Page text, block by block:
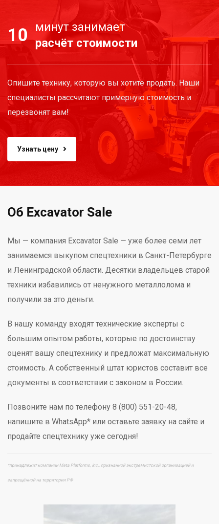
10
минут занимает
расчёт стоимости
Опишите технику, которую вы хотите продать. Наши
специалисты рассчитают примерную стоимость и
перезвонят вам!
Узнать цену
Об Excavator Sale
Мы — компания Excavator Sale — уже более семи лет
занимаемся выкупом спецтехники в Санкт-Петербурге
и Ленинградской области. Десятки владельцев старой
техники избавились от ненужного металлолома и
получили за это деньги.
В нашу команду входят технические эксперты с
большим опытом работы, которые по достоинству
оценят вашу спецтехнику и предложат максимальную
стоимость. А собственный штат юристов составит все
документы в соответствии с законом в России.
Позвоните нам по телефону 8 (800) 551-20-48,
напишите в WhatsApp* или оставьте заявку на сайте и
продайте спецтехнику уже сегодня!
*принадлежит компании Meta Platforms, Inc., признанной экстремистской организацией и
запрещённой на территории РФ